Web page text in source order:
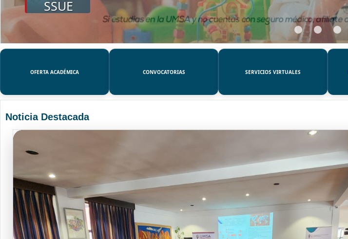
SSUE
OFERTA ACADÉMICA CONVOCATORIAS SERVICIOS VIRTUALES
Noticia Destacada